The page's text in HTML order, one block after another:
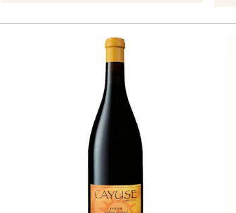
ァレー初の商業ワイナリーとして レオネ
ッティ・セラーを設立した直後、彼らは業
界に衝撃を与えました。
1978年のカベルネが、ワインステート・
ワイン＆スピリッツ・バイイング・ガイド
（Wine Estate Wine & Spirits Buying
Guide) 誌で全米TOPのワインに選ばれ、
その号の表紙を飾ったのです。
ト的な地位に押し上げただけではなく、ワ
シントン州を高品質ワイン産地として確立
コ
る
す
ッ
り
土
を
収
生
王道を行くロイヤルシティ。ダークで複雑
な味わい。ブラック・チェリー、ブラッ
ク・カラント、ブラック・コーヒー。カル
ダモンと濡れた岩。ベルベットのような緊
張感で繊細な層を造っています。タイム、
アニス、生ハム、紅茶が全体を仕上げま
2019年は、例年より遅い芽吹きでゆっく
りと始まり、年間を通して、かなり穏やか
ッ
混
ふ
ト
メ
年
に
迎
り
な